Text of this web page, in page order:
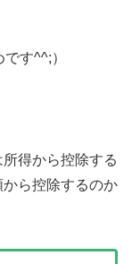
す^^;）
得から控除する
ら控除するのか